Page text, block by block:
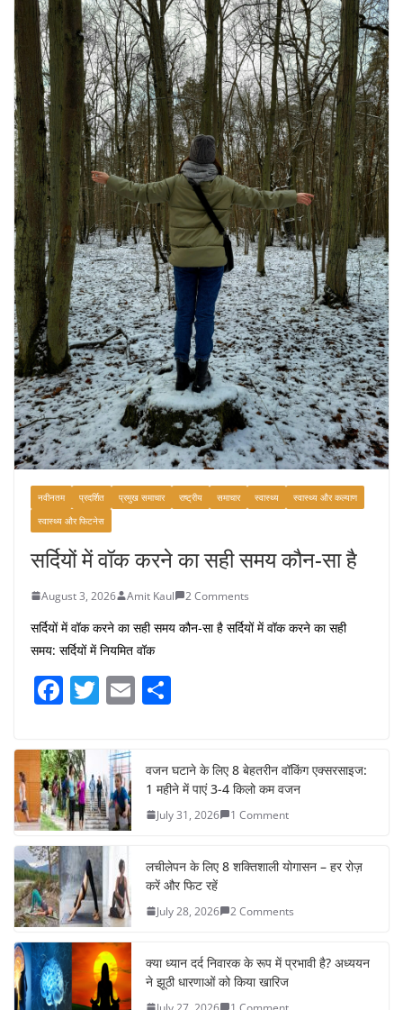
August 6, 2026 1 Comment
भारत की सबसे खूबसूरत सड़क यात्राएँ:
दार्जिलिंग से लद्दाख तक का सफर
August 5, 2026 0 Comments
नवीनतम प्रदर्शित प्रमुख समाचार राष्ट्रीय समाचार स्वास्थ्य
स्वास्थ्य और कल्याण
स्वास्थ्य और फिटनेस
सर्दियों में वॉक करने का सही समय कौन-सा है
August 3, 2026 Amit Kaul 2 Comments
सर्दियों में वॉक करने का सही समय कौन-सा है सर्दियों में वॉक करने का सही
समय: सर्दियों में नियमित वॉक
F
c
e
b
o
o
k
T
itt
er
E
e
वजन घटाने के लिए 8 बेहतरीन वॉकिंग एक्सरसाइज:
1 महीने में पाएं 3-4 किलो कम वजन
July 31, 2026 1 Comment
लचीलेपन के लिए 8 शक्तिशाली योगासन – हर रोज़
करें और फिट रहें
July 28, 2026 2 Comments
क्या ध्यान दर्द निवारक के रूप में प्रभावी है? अध्ययन
ने झूठी धारणाओं को किया खारिज